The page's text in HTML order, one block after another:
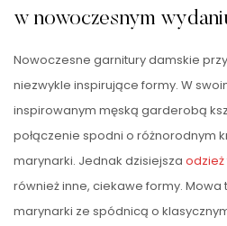
w nowoczesnym
Nowoczesne garnitury damskie
niezwykle inspirujące formy. W
inspirowanym męską garderobą
połączenie spodni o różnorodnym
marynarki. Jednak dzisiejsza odzież
również inne, ciekawe formy. Mowa
marynarki ze spódnicą o